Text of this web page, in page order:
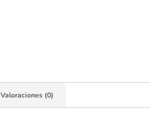
Valoraciones (0)